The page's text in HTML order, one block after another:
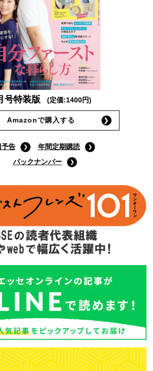
号特装版 (定価:1400円)
Amazonで購入する
告
年間定期購読
バックナンバー